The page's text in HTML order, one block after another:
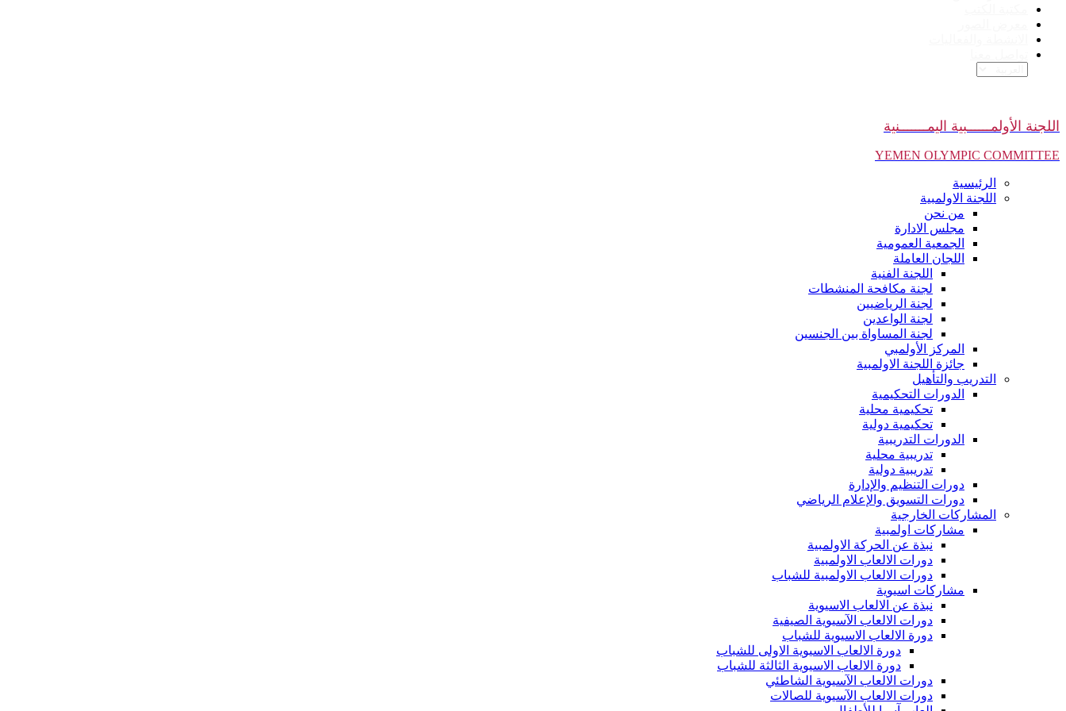
اللجنة الأولمــــــبية اليمـــــــنية
YEMEN OLYMPIC COMMITTEE
الرئيسية
اللجنة الاولمبية
من نحن
مجلس الادارة
الجمعية العمومية
اللجان العاملة
اللجنة الفنية
لجنة مكافحة المنشطات
لجنة الرياضيين
لجنة الواعدين
لجنة المساواة بين الجنسين
المركز الأولمبي
جائزة اللجنة الاولمبية
التدريب والتأهيل
الدورات التحكيمية
تحكيمية محلية
تحكيمية دولية
الدورات التدريبية
تدريبية محلية
تدريبية دولية
دورات التنظيم والإدارة
دورات التسويق والإعلام الرياضي
المشاركات الخارجية
مشاركات اولمبية
نبذة عن الحركة الاولمبية
دورات الالعاب الاولمبية
دورات الالعاب الاولمبية للشباب
مشاركات اسيوية
نبذة عن الالعاب الاسيوية
دورات الالعاب الآسيوية الصيفية
دورة الالعاب الاسيوية للشباب
دورة الالعاب الاسيوية الاولى للشباب
دورة الالعاب الاسيوية الثالثة للشباب
دورات الالعاب الآسيوية الشاطئي
دورات الالعاب الآسيوية للصالات